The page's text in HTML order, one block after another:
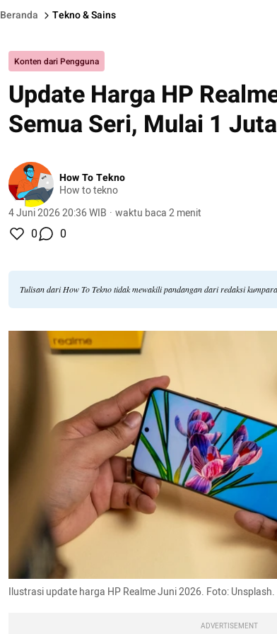
Beranda Tekno & Sains
Konten dari Pengguna
Update Harga HP
Semua Seri, Mulai 1
How To Tekno
How to tekno
4 Juni 2026 20:36 WIB · waktu baca 2 menit
0 0
Tulisan dari How To Tekno tidak mewakili pandangan dari redaksi
Ilustrasi update harga HP Realme Juni 2026. Foto: Unsplash.
ADVERTISEMENT